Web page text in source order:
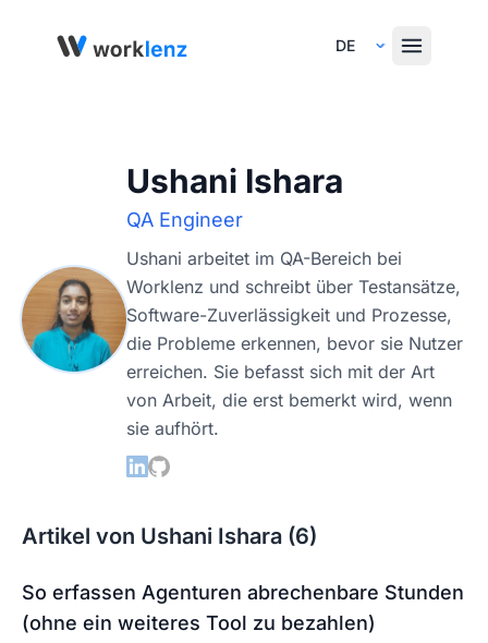
Select Language
Ushani Ishara
QA Engineer
Ushani arbeitet im QA-Bereich bei
Worklenz und schreibt über Testansätze,
Software-Zuverlässigkeit und Prozesse,
die Probleme erkennen, bevor sie Nutzer
erreichen. Sie befasst sich mit der Art
von Arbeit, die erst bemerkt wird, wenn
sie aufhört.
Artikel von Ushani Ishara (6)
So erfassen Agenturen abrechenbare Stunden
(ohne ein weiteres Tool zu bezahlen)